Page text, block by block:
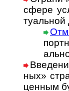
сфере
ту­аль­ной
ных»
цен­ным